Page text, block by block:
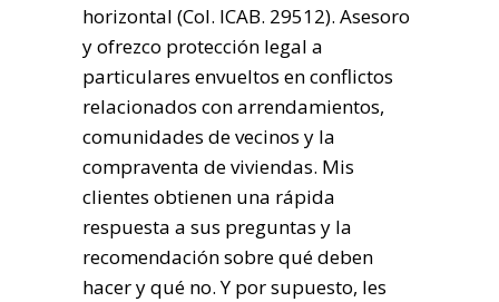
horizontal (Col. ICAB. 29512). Asesoro
y ofrezco protección legal a
particulares envueltos en conflictos
relacionados con arrendamientos,
comunidades de vecinos y la
compraventa de viviendas. Mis
clientes obtienen una rápida
respuesta a sus preguntas y la
recomendación sobre qué deben
hacer y qué no. Y por supuesto, les